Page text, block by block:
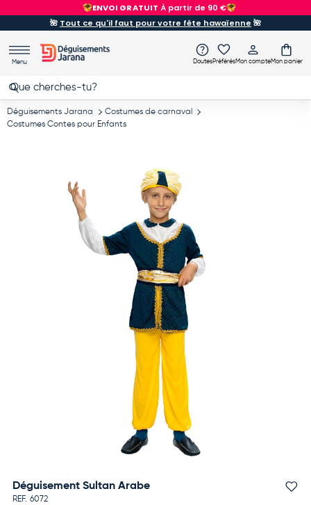
Aller au contenu
ENVOI GRATUIT À partir de 90 €
🌺 Tout ce qu'il faut pour votre fête hawaïenne 🌺
Menu
Recherche
Rechercher
DoutesPréférésMon compteMon panier
Déguisements Jarana
Costumes de carnaval
Costumes Contes pour Enfants
Déguisement Sultan Arabe
REF. 6072